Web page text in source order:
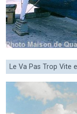
Le Va Pas Trop Vite